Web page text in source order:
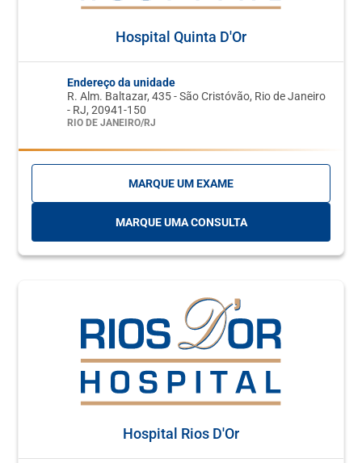
Hospital Quinta D'Or
Endereço da unidade
R. Alm. Baltazar, 435 - São Cristóvão, Rio de Janeiro
- RJ, 20941-150
RIO DE JANEIRO/RJ
MARQUE UM EXAME
MARQUE UMA CONSULTA
Hospital Rios D'Or